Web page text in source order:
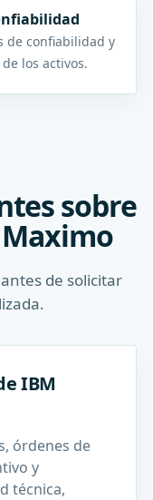
de confiabilidad y
los activos.
sobre
de solicitar
IBM
órdenes de
y
técnica,